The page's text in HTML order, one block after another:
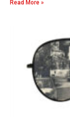
Read More »